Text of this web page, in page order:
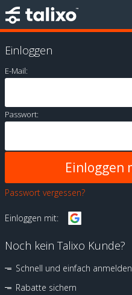
Einloggen
E-Mail:
Passwort:
Passwort vergessen?
Einloggen mit:
Noch kein Talixo Kunde?
Schnell und einfach anmelden
Rabatte sichern